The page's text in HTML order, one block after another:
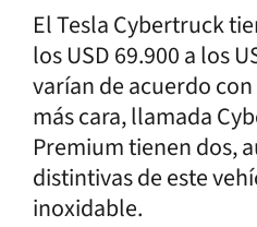
El Tesla Cybertruck
los USD 69.900 a los
varían de acuerdo
más cara, llamada
Premium tienen dos,
distintivas de este
inoxidable.